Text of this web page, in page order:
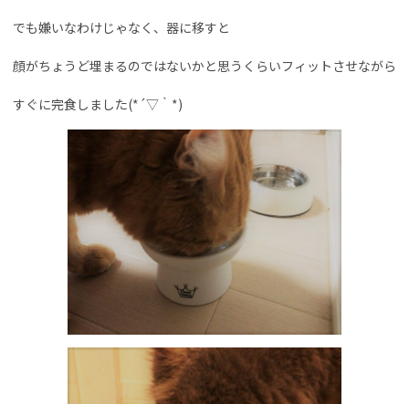
でも嫌いなわけじゃなく、器に移すと
顔がちょうど埋まるのではないかと思うくらいフィットさせながら
すぐに完食しました(*´▽｀*)